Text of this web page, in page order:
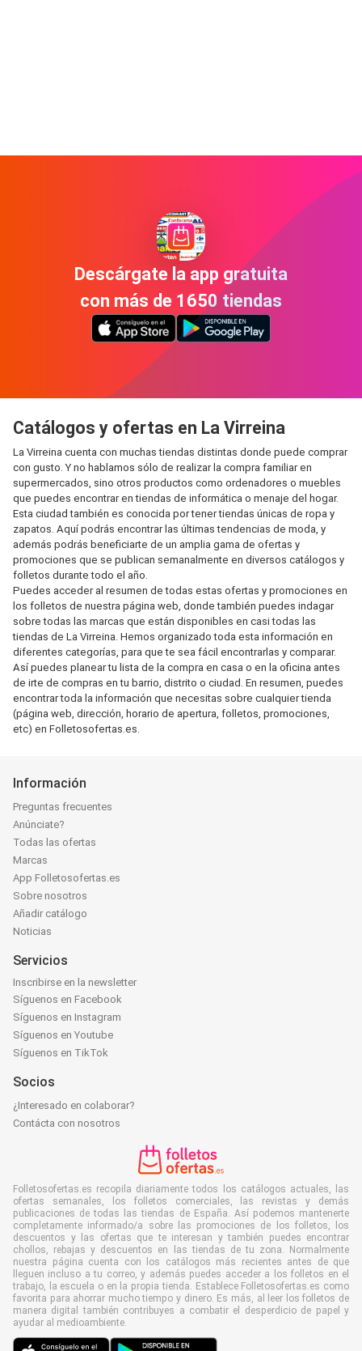
Descárgate la app gratuita
con más de 1650 tiendas
Catálogos y ofertas en La Virreina
La Virreina cuenta con muchas tiendas distintas donde puede comprar
con gusto. Y no hablamos sólo de realizar la compra familiar en
supermercados, sino otros productos como ordenadores o muebles
que puedes encontrar en tiendas de informática o menaje del hogar.
Esta ciudad también es conocida por tener tiendas únicas de ropa y
zapatos. Aquí podrás encontrar las últimas tendencias de moda, y
además podrás beneficiarte de un amplia gama de ofertas y
promociones que se publican semanalmente en diversos catálogos y
folletos durante todo el año.
Puedes acceder al resumen de todas estas ofertas y promociones en
los folletos de nuestra página web, donde también puedes indagar
sobre todas las marcas que están disponibles en casi todas las
tiendas de La Virreina. Hemos organizado toda esta información en
diferentes categorías, para que te sea fácil encontrarlas y comparar.
Así puedes planear tu lista de la compra en casa o en la oficina antes
de irte de compras en tu barrio, distrito o ciudad. En resumen, puedes
encontrar toda la información que necesitas sobre cualquier tienda
(página web, dirección, horario de apertura, folletos, promociones,
etc) en Folletosofertas.es.
Información
Preguntas frecuentes
Anúnciate?
Todas las ofertas
Marcas
App Folletosofertas.es
Sobre nosotros
Añadir catálogo
Noticias
Servicios
Inscribirse en la newsletter
Síguenos en Facebook
Síguenos en Instagram
Síguenos en Youtube
Síguenos en TikTok
Socios
¿Interesado en colaborar?
Contácta con nosotros
Folletosofertas.es recopila diariamente todos los catálogos actuales, las
ofertas semanales, los folletos comerciales, las revistas y demás
publicaciones de todas las tiendas de España. Así podemos mantenerte
completamente informado/a sobre las promociones de los folletos, los
descuentos y las ofertas que te interesan y también puedes encontrar
chollos, rebajas y descuentos en las tiendas de tu zona. Normalmente
nuestra página cuenta con los catálogos más recientes antes de que
lleguen incluso a tu correo, y además puedes acceder a los folletos en el
trabajo, la escuela o en la propia tienda. Establece Folletosofertas.es como
favorita para ahorrar mucho tiempo y dinero. Es más, al leer los folletos de
manera digital también contribuyes a combatir el desperdicio de papel y
ayudar al medioambiente.